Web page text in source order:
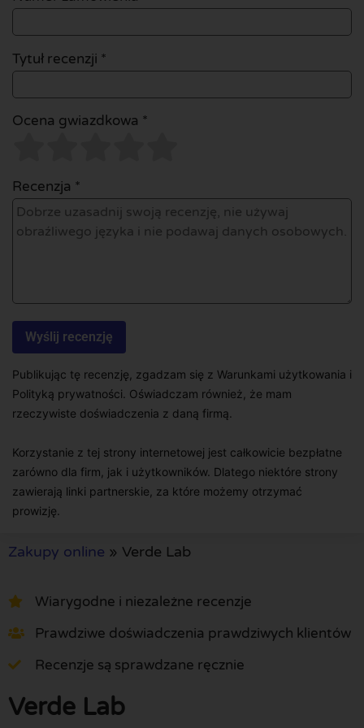
Tytuł recenzji *
Ocena gwiazdkowa *
Recenzja *
Publikując tę recenzję, zgadzam się z Warunkami użytkowania i
Polityką prywatności. Oświadczam również, że mam
rzeczywiste doświadczenia z daną firmą.
Korzystanie z tej strony internetowej jest całkowicie bezpłatne
zarówno dla firm, jak i użytkowników. Dlatego niektóre strony
zawierają linki partnerskie, za które możemy otrzymać
prowizję.
Zakupy online » Verde Lab
Wiarygodne i niezależne recenzje
Prawdziwe doświadczenia prawdziwych klientów
Recenzje są sprawdzane ręcznie
Verde Lab